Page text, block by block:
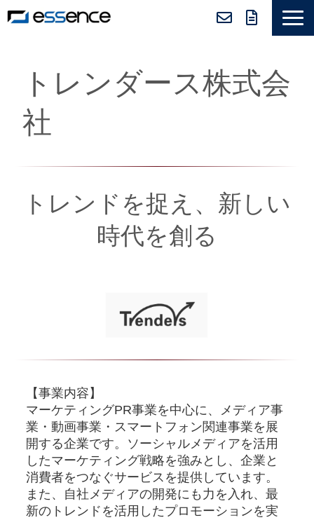
ニュース＆トピックス
トレンダース株式会
社
トレンドを捉え、新しい
時代を創る
【事業内容】
マーケティングPR事業を中心に、メディア事
業・動画事業・スマートフォン関連事業を展
開する企業です。ソーシャルメディアを活用
したマーケティング戦略を強みとし、企業と
消費者をつなぐサービスを提供しています。
また、自社メディアの開発にも力を入れ、最
新のトレンドを活用したプロモーションを実